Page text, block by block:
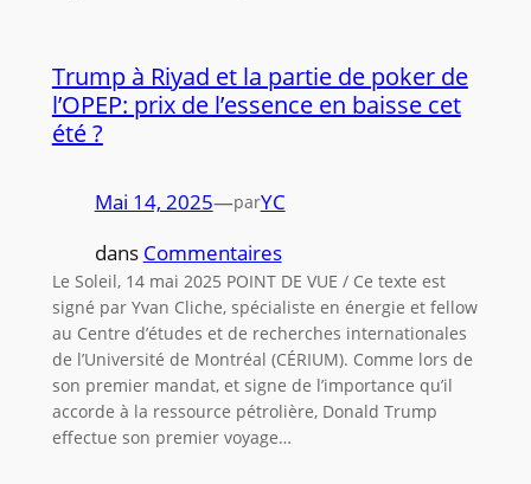
Trump à Riyad et la partie de poker de
l’OPEP: prix de l’essence en baisse cet
été ?
Mai 14, 2025—parYC
dans Commentaires
Le Soleil, 14 mai 2025 POINT DE VUE / Ce texte est
signé par Yvan Cliche, spécialiste en énergie et fellow
au Centre d’études et de recherches internationales
de l’Université de Montréal (CÉRIUM). Comme lors de
son premier mandat, et signe de l’importance qu’il
accorde à la ressource pétrolière, Donald Trump
effectue son premier voyage…